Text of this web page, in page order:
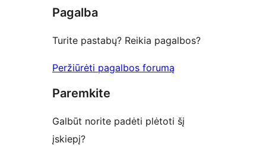
review
Pagalba
Turite pastabų? Reikia pagalbos?
Peržiūrėti pagalbos forumą
Paremkite
Galbūt norite padėti plėtoti šį
įskiepį?